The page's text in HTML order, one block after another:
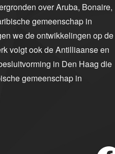
over Aruba, Bonaire,
gemeenschap in
we de ontwikkelingen op de
volgt ook de Antilliaanse en
in Den Haag die
gemeenschap in